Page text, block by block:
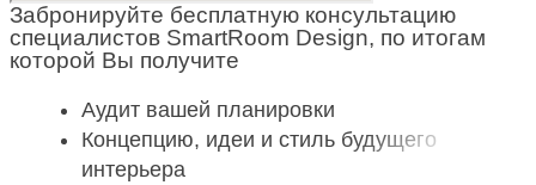
Забронируйте бесплатную консультацию
специалистов SmartRoom Design, по итогам
которой Вы получите
Аудит вашей планировки
Концепцию, идеи и стиль будущего
интерьера